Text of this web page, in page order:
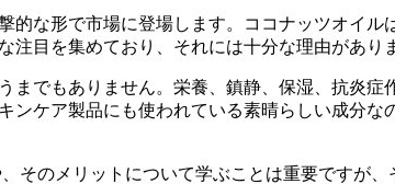
的な形で市場に登場します。ココナッツオイ
注目を集めており、それには十分な理由があり
までもありません。栄養、鎮静、保湿、抗炎
ンケア製品にも使われている素晴らしい成分
そのメリットについて学ぶことは重要ですが